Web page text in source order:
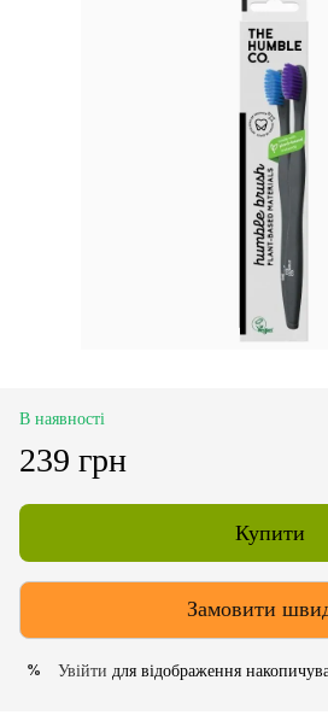
В наявності
239 грн
Купити
Замовити
% Увійти для відображення